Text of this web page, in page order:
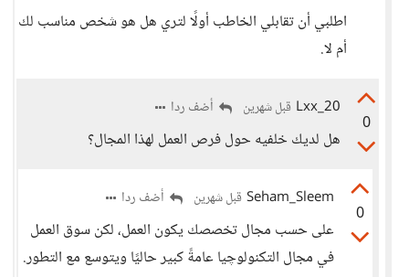
اطلبي أن تقابلي الخاطب أولًا لتري هل هو شخص مناسب لك
أم لا.
0
Lxx_20 قبل شهرين أضف ردا
هل لديك خلفيه حول فرص العمل لهذا المجال؟
0
Seham_Sleem قبل شهرين أضف ردا
على حسب مجال تخصصك يكون العمل، لكن سوق العمل
في مجال التكنولوچيا عامةً كبير حاليًا ويتوسع مع التطور.